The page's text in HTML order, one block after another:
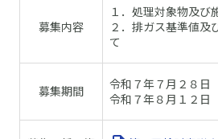
募集内容
１．処理対象物及び
２．排ガス基準値及
て
募集期間
令和７年７月２８日
令和７年８月１２日